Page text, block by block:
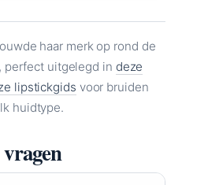
haar merk op rond de
perfect uitgelegd in deze
lipstickgids voor bruiden
huidtype.